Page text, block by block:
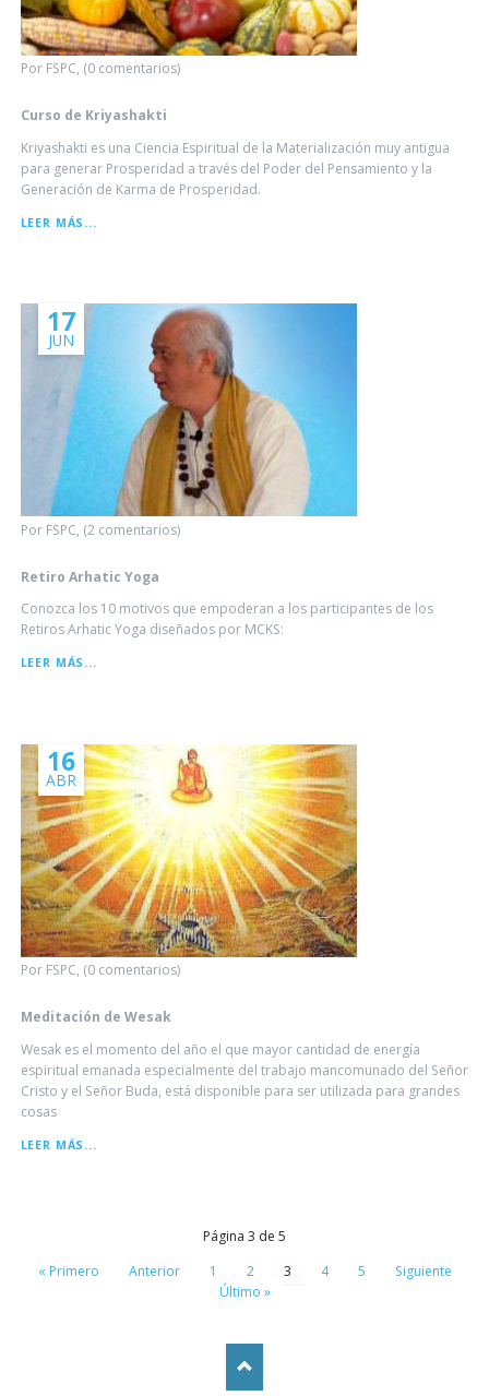
Por FSPC, (0 comentarios)
Curso de Kriyashakti
Kriyashakti es una Ciencia Espiritual de la Materialización muy antigua
para generar Prosperidad a través del Poder del Pensamiento y la
Generación de Karma de Prosperidad.
LEER MÁS...
Por FSPC, (2 comentarios)
17
JUN
Retiro Arhatic Yoga
Conozca los 10 motivos que empoderan a los participantes de los
Retiros Arhatic Yoga diseñados por MCKS:
LEER MÁS...
Por FSPC, (0 comentarios)
16
ABR
Meditación de Wesak
Wesak es el momento del año el que mayor cantidad de energía
espiritual emanada especialmente del trabajo mancomunado del Señor
Cristo y el Señor Buda, está disponible para ser utilizada para grandes
cosas
LEER MÁS...
Página 3 de 5
« Primero
Anterior 1 2 3 4 5
Siguiente
Último »